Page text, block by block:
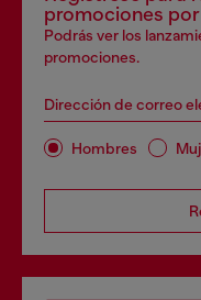
promociones
Podrás ver los
promociones.
Dirección de correo
Hombres